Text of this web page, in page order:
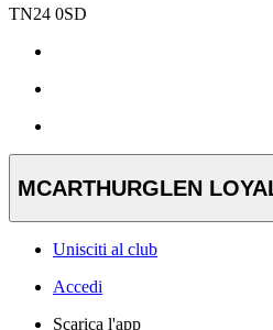
TN24 0SD
MCARTHURGLEN
Unisciti al club
Accedi
Scarica l'app